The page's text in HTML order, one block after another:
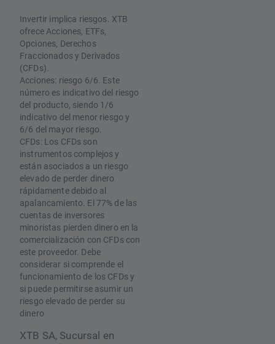
Invertir implica riesgos. XTB
ofrece Acciones, ETFs,
Opciones, Derechos
Fraccionados y Derivados
(CFDs).
Acciones: riesgo 6/6. Este
número es indicativo del riesgo
del producto, siendo 1/6
indicativo del menor riesgo y
6/6 del mayor riesgo.
CFDs: Los CFDs son
instrumentos complejos y
están asociados a un riesgo
elevado de perder dinero
rápidamente debido al
apalancamiento. El 77% de las
cuentas de inversores
minoristas pierden dinero en la
comercialización con CFDs con
este proveedor. Debe
considerar si comprende el
funcionamiento de los CFDs y
si puede permitirse asumir un
riesgo elevado de perder su
dinero
XTB SA, Sucursal en